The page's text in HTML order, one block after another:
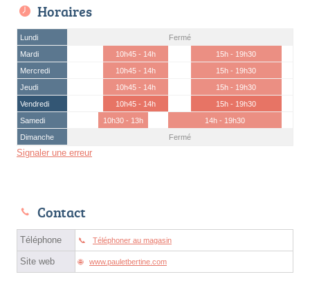
Horaires
Lundi
Fermé
Mardi
10h45 - 14h
15h - 19h30
Mercredi
10h45 - 14h
15h - 19h30
Jeudi
10h45 - 14h
15h - 19h30
Vendredi
10h45 - 14h
15h - 19h30
Samedi
10h30 - 13h
14h - 19h30
Dimanche
Fermé
Signaler une erreur
Contact
Téléphone Téléphoner au magasin
Site web www.pauletbertine.com